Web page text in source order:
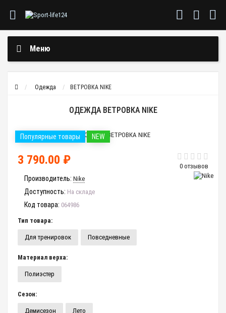
Меню
Одежда ВЕТРОВКА NIKE
ОДЕЖДА ВЕТРОВКА NIKE
Популярные товары NEW
0 отзывов
3 790.00 ₽
Производитель: Nike
Доступность: На складе
Код товара: 064986
Тип товара:
Для тренировок Повседневные
Материал верха:
Полиэстер
Сезон:
Демисезон Лето